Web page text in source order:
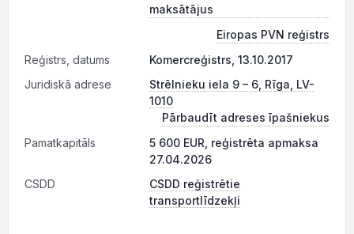
maksātājus
Eiropas PVN reģistrs
Reģistrs, datums
Komercreģistrs, 13.10.2017
Juridiskā adrese
Strēlnieku iela 9 – 6, Rīga, LV-
1010
Pārbaudīt adreses īpašniekus
Pamatkapitāls
5 600 EUR, reģistrēta apmaksa
27.04.2026
CSDD
CSDD reģistrētie
transportlīdzekļi